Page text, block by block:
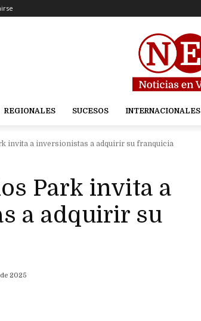
REGIONALES SUCESOS INTERNACIONALES
invita a inversionistas a adquirir su franquicia
Park invita a
a adquirir su
2025